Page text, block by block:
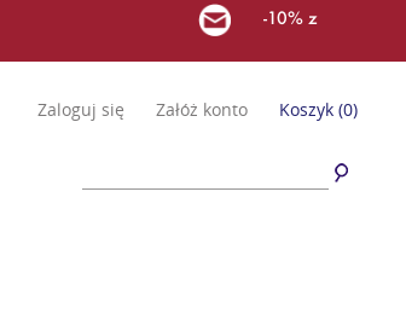
-10% z
Zaloguj się Załóż konto Koszyk (0)